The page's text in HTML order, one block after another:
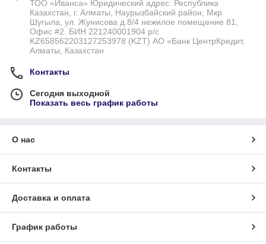
ТОО «Иванса» Юридический адрес: Республика
Казахстан, г. Алматы, Наурызбайский район, Мкр
Шугыла, ул. Жунисова д.8/4 нежилое помещение 81,
Офис #2. БИН 221240001904 р/с
KZ658562203127253978 (KZT) АО «Банк ЦентрКредит,
Алматы, Казахстан
Контакты
Сегодня выходной
Показать весь график работы
О нас
Контакты
Доставка и оплата
График работы